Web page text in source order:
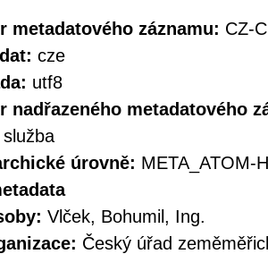
metadatového záznamu: CZ-
cze
utf8
nadřazeného metadatového
služba
úrovně: META_ATOM-
Vlček, Bohumil, Ing.
Český úřad